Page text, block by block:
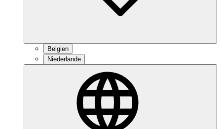
Belgien
Niederlande